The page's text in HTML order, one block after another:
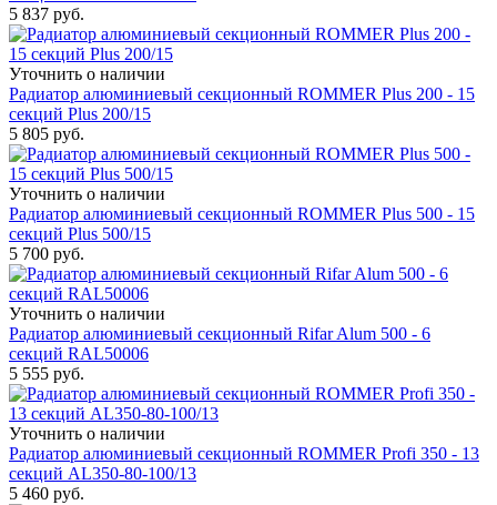
5 837 руб.
Уточнить о наличии
Радиатор алюминиевый секционный ROMMER Plus 200 - 15
секций Plus 200/15
5 805 руб.
Уточнить о наличии
Радиатор алюминиевый секционный ROMMER Plus 500 - 15
секций Plus 500/15
5 700 руб.
Уточнить о наличии
Радиатор алюминиевый секционный Rifar Alum 500 - 6
секций RAL50006
5 555 руб.
Уточнить о наличии
Радиатор алюминиевый секционный ROMMER Profi 350 - 13
секций AL350-80-100/13
5 460 руб.